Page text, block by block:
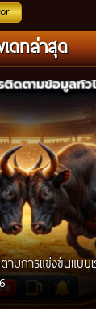
ดทล่าสุด
ามการแข่งขันแบบ